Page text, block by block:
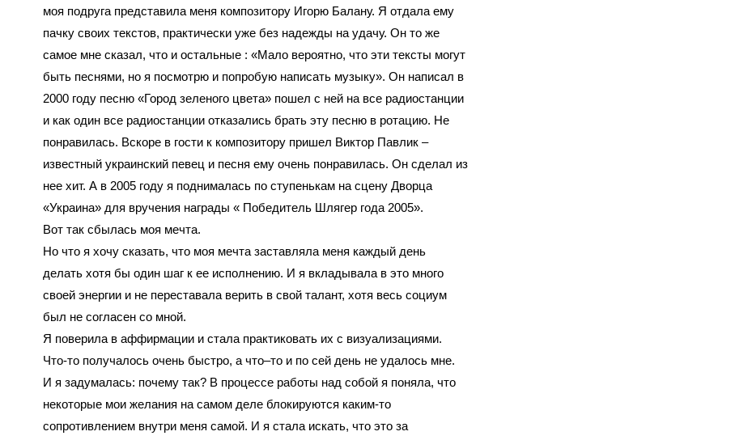
моя подруга представила меня композитору Игорю Балану. Я отдала ему
пачку своих текстов, практически уже без надежды на удачу. Он то же
самое мне сказал, что и остальные : «Мало вероятно, что эти тексты могут
быть песнями, но я посмотрю и попробую написать музыку». Он написал в
2000 году песню «Город зеленого цвета» пошел с ней на все радиостанции
и как один все радиостанции отказались брать эту песню в ротацию. Не
понравилась. Вскоре в гости к композитору пришел Виктор Павлик –
известный украинский певец и песня ему очень понравилась. Он сделал из
нее хит. А в 2005 году я поднималась по ступенькам на сцену Дворца
«Украина» для вручения награды « Победитель Шлягер года 2005».
Вот так сбылась моя мечта.
Но что я хочу сказать, что моя мечта заставляла меня каждый день
делать хотя бы один шаг к ее исполнению. И я вкладывала в это много
своей энергии и не переставала верить в свой талант, хотя весь социум
был не согласен со мной.
Я поверила в аффирмации и стала практиковать их с визуализациями.
Что-то получалось очень быстро, а что–то и по сей день не удалось мне.
И я задумалась: почему так? В процессе работы над собой я поняла, что
некоторые мои желания на самом деле блокируются каким-то
сопротивлением внутри меня самой. И я стала искать, что это за